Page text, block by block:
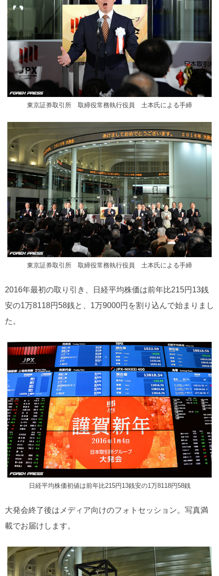
東京証券取引所 取締役常務執行役員 土本氏による手締
東京証券取引所 取締役常務執行役員 土本氏による手締
2016年最初の取り引き、日経平均株価は前年比215円13銭
安の1万8118円58銭と、1万9000円を割り込んで始まりまし
た。
日経平均株価初値は前年比215円13銭安の1万8118円58銭
大発会終了後はメディア向けのフォトセッション。写真満
載でお届けします。